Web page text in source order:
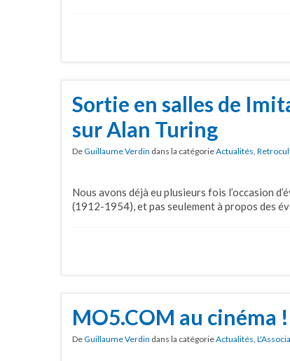
Sortie en salles de
sur Alan Turing
DeGuillaume Verdin dans la catégorieActualités
Nous avons déjà eu plusieurs fois l’occasion
(1912-1954), et pas seulement à propos des
MO5.COM au cinéma !
DeGuillaume Verdin dans la catégorieActualités,